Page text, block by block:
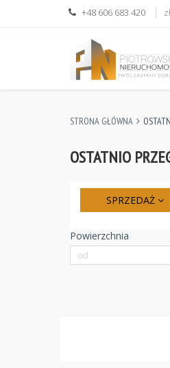
+48 606 683 420 zł
STRONA GŁÓWNA
OSTATNIO
SPRZEDAŻ
Powierzchnia